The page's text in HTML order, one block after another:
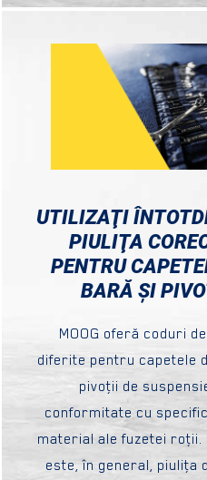
UTILIZAŢI
PIULIŢA
PENTRU
BARĂ ȘI
MOOG oferă coduri
diferite pentru capetele
pivoţii de
conformitate cu
material ale fuzetei roţii.
este, în general, piuliţa